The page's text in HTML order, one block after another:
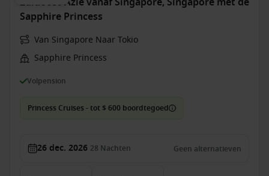
Sapphire Princess
Van Singapore Naar Tokio
Sapphire Princess
Volpension
Princess Cruises - tot $ 600 boordtegoed
26 dec. 2026 28 Nachten Geen alternatieven